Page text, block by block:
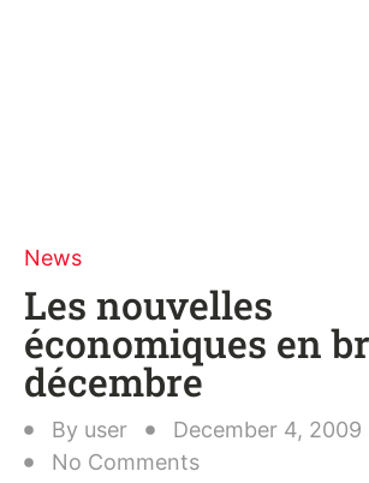
News
Les nouvelles
économiques en
décembre
By user
December 4, 2009
No Comments